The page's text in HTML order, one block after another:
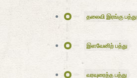
தலைவி இரங்கு பத்து
இளவேனிற் பத்து
வரவுரைத்த பத்து